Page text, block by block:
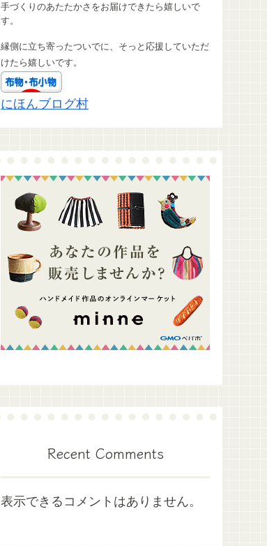
手づくりのあたたかさをお届けできたら嬉しいで
す。
縁側に立ち寄ったついでに、そっと応援していただ
けたら嬉しいです。
にほんブログ村
Recent Comments
表示できるコメントはありません。